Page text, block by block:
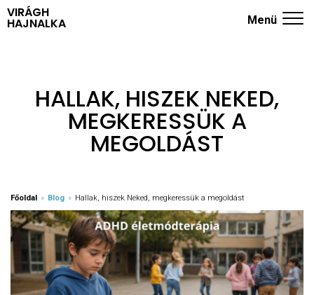
VIRÁGH
HAJNALKA Menü
TRÉNINGEK
RÓLAM
BLOG
KAPCSOLAT
HALLAK, HISZEK NEKED,
MEGKERESSÜK A
MEGOLDÁST
Főoldal » Blog » Hallak, hiszek Neked, megkeressük a megoldást